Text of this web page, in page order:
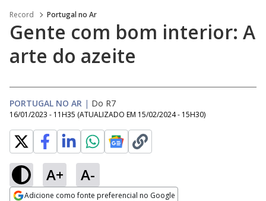
Record Portugal no Ar
Gente com bom interior: A
arte do azeite
PORTUGAL NO AR | Do R7
16/01/2023 - 11H35 (ATUALIZADO EM 15/02/2024 - 15H30)
A+ A-
Adicione como fonte preferencial no Google